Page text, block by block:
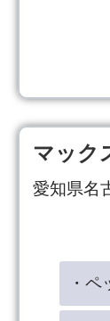
マック
愛知県名
・